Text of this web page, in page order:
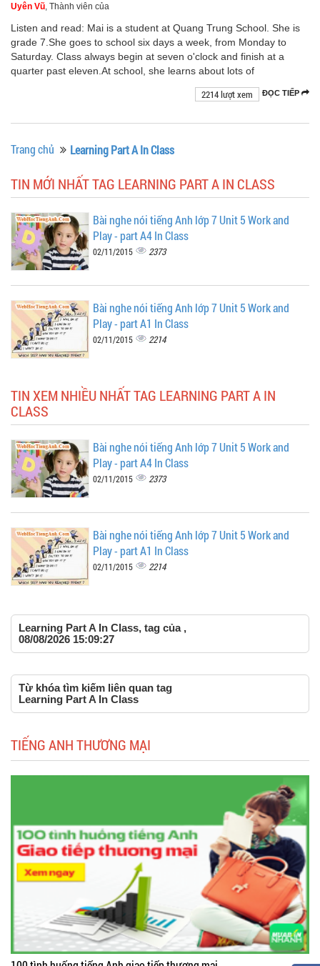
Uyên Vũ , Thành viên của
Listen and read: Mai is a student at Quang Trung School. She is
grade 7.She goes to school six days a week, from Monday to
Saturday. Class always begin at seven o'clock and finish at a
quarter past eleven.At school, she learns about lots of
ĐỌC TIẾP
2214 lượt xem
Trang chủ Learning Part A In Class
TIN MỚI NHẤT TAG LEARNING PART A IN CLASS
Bài nghe nói tiếng Anh lớp 7 Unit 5 Work and
Play - part A4 In Class
02/11/2015 2373
Bài nghe nói tiếng Anh lớp 7 Unit 5 Work and
Play - part A1 In Class
02/11/2015 2214
TIN XEM NHIỀU NHẤT TAG LEARNING PART A IN
CLASS
Bài nghe nói tiếng Anh lớp 7 Unit 5 Work and
Play - part A4 In Class
02/11/2015 2373
Bài nghe nói tiếng Anh lớp 7 Unit 5 Work and
Play - part A1 In Class
02/11/2015 2214
Learning Part A In Class, tag của ,
08/08/2026 15:09:27
Từ khóa tìm kiếm liên quan tag
Learning Part A In Class
TIẾNG ANH THƯƠNG MẠI